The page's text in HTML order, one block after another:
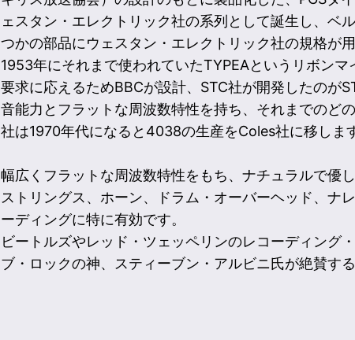
ェスタン・エレクトリック社の系列として誕生し、ベ
つかの部品にウェスタン・エレクトリック社の規格が
1953年にそれまで使われていたTYPEAというリボン
要求に応えるためBBCが設計、STC社が開発したのが
音能力とフラットな周波数特性を持ち、それまでのど
社は1970年代になると4038の生産をColes社に移しま
幅広くフラットな周波数特性をもち、ナチュラルで優
ストリングス、ホーン、ドラム・オーバーヘッド、ナ
ーディングに特に有効です。
ビートルズやレッド・ツェッペリンのレコーディング
ブ・ロックの神、スティーブン・アルビニ氏が絶賛す